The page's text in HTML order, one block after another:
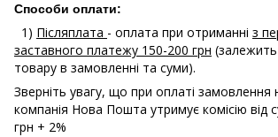
Способи оплати:
1) Післяплата - оплата при отриманні з
заставного платежу 150-200 грн (залежить
товару в замовленні та суми).
Зверніть увагу, що при оплаті замовлення
компанія Нова Пошта утримує комісію від
грн + 2%